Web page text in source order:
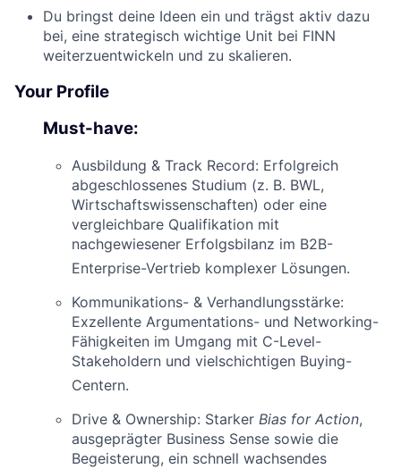
Du bringst deine Ideen ein und trägst aktiv dazu
bei, eine strategisch wichtige Unit bei FINN
weiterzuentwickeln und zu skalieren.
Your Profile
Must-have:
Ausbildung & Track Record: Erfolgreich
abgeschlossenes Studium (z. B. BWL,
Wirtschaftswissenschaften) oder eine
vergleichbare Qualifikation mit
nachgewiesener Erfolgsbilanz im B2B-
Enterprise-Vertrieb komplexer Lösungen.
Kommunikations- & Verhandlungsstärke:
Exzellente Argumentations- und Networking-
Fähigkeiten im Umgang mit C-Level-
Stakeholdern und vielschichtigen Buying-
Centern.
Drive & Ownership: Starker Bias for Action,
ausgeprägter Business Sense sowie die
Begeisterung, ein schnell wachsendes